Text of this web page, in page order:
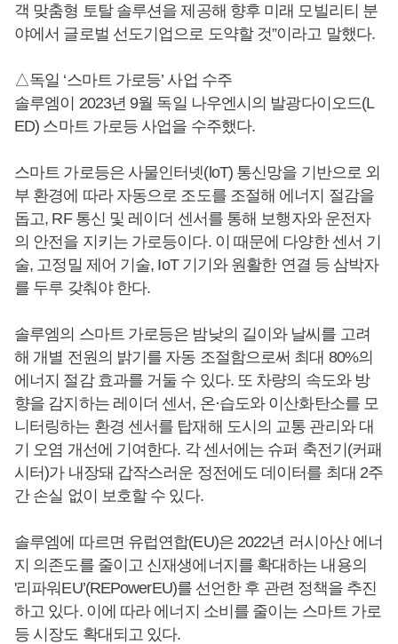
객 맞춤형 토탈 솔루션을 제공해 향후 미래 모빌리티 분
야에서 글로벌 선도기업으로 도약할 것”이라고 말했다.
△독일 ‘스마트 가로등’ 사업 수주
솔루엠이 2023년 9월 독일 나우엔시의 발광다이오드(L
ED) 스마트 가로등 사업을 수주했다.
스마트 가로등은 사물인터넷(loT) 통신망을 기반으로 외
부 환경에 따라 자동으로 조도를 조절해 에너지 절감을
돕고, RF 통신 및 레이더 센서를 통해 보행자와 운전자
의 안전을 지키는 가로등이다. 이 때문에 다양한 센서 기
술, 고정밀 제어 기술, IoT 기기와 원활한 연결 등 삼박자
를 두루 갖춰야 한다.
솔루엠의 스마트 가로등은 밤낮의 길이와 날씨를 고려
해 개별 전원의 밝기를 자동 조절함으로써 최대 80%의
에너지 절감 효과를 거둘 수 있다. 또 차량의 속도와 방
향을 감지하는 레이더 센서, 온·습도와 이산화탄소를 모
니터링하는 환경 센서를 탑재해 도시의 교통 관리와 대
기 오염 개선에 기여한다. 각 센서에는 슈퍼 축전기(커패
시터)가 내장돼 갑작스러운 정전에도 데이터를 최대 2주
간 손실 없이 보호할 수 있다.
솔루엠에 따르면 유럽연합(EU)은 2022년 러시아산 에너
지 의존도를 줄이고 신재생에너지를 확대하는 내용의
'리파워EU’(REPowerEU)를 선언한 후 관련 정책을 추진
하고 있다. 이에 따라 에너지 소비를 줄이는 스마트 가로
등 시장도 확대되고 있다.